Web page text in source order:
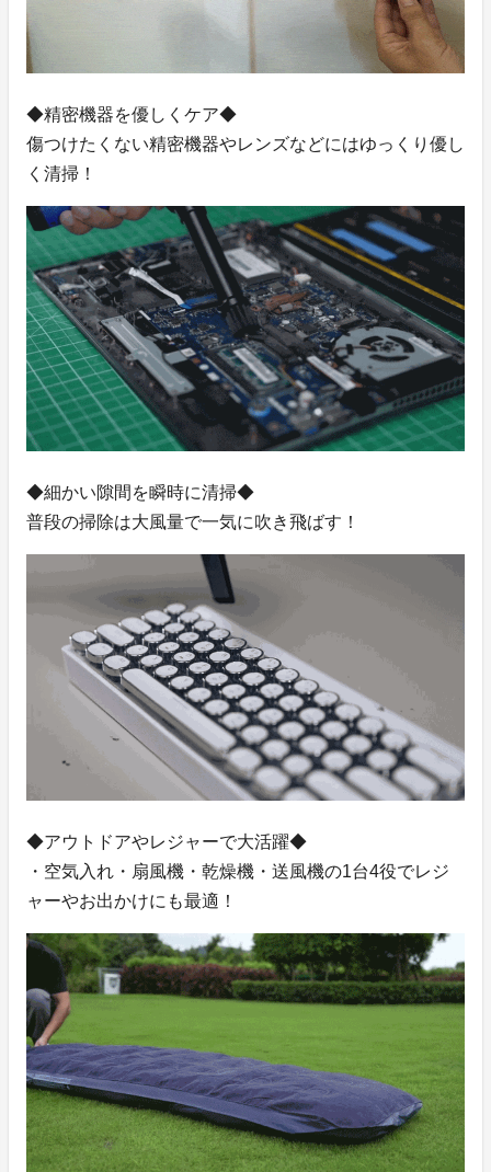
◆精密機器を優しくケア◆
傷つけたくない精密機器やレンズなどにはゆっくり優し
く清掃！
◆細かい隙間を瞬時に清掃◆
普段の掃除は大風量で一気に吹き飛ばす！
◆アウトドアやレジャーで大活躍◆
・空気入れ・扇風機・乾燥機・送風機の1台4役でレジ
ャーやお出かけにも最適！